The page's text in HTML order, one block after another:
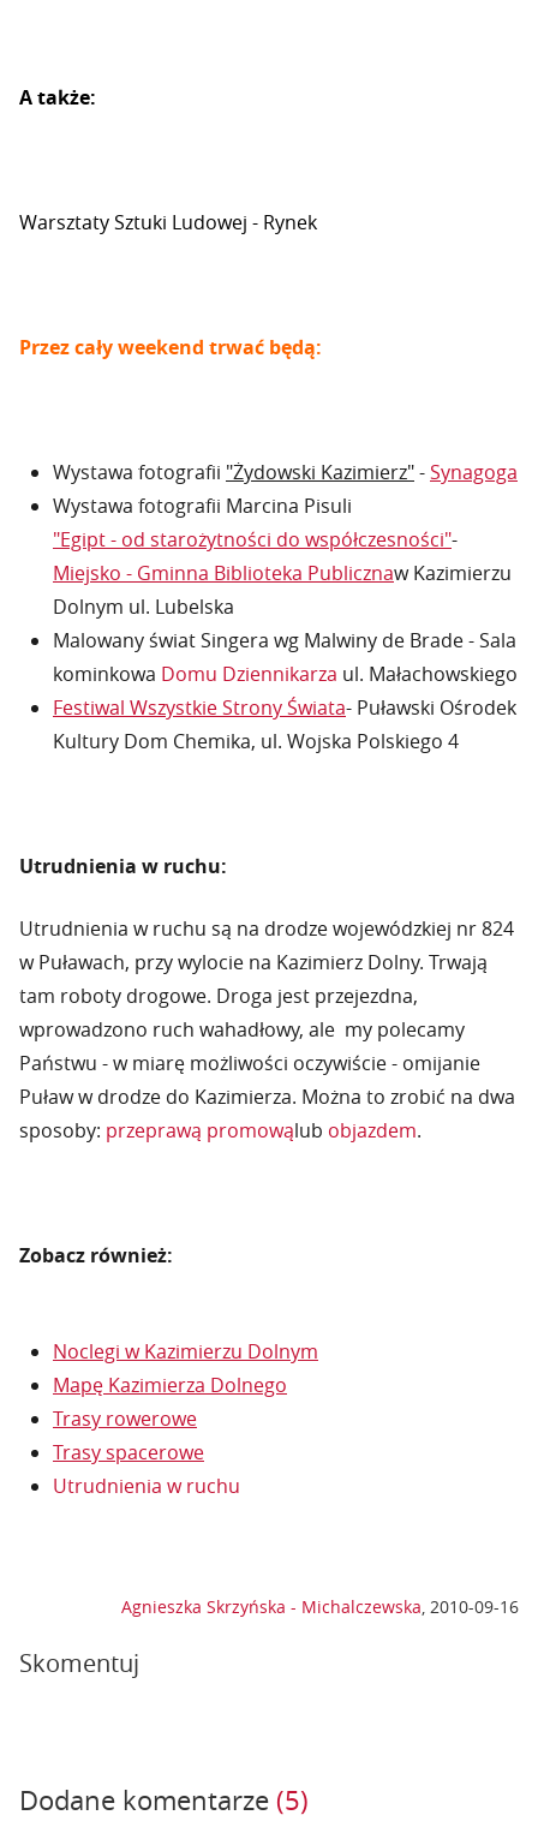
A także:
Warsztaty Sztuki Ludowej - Rynek
Przez cały weekend trwać będą:
Wystawa fotografii "Żydowski Kazimierz"-Synagoga
Wystawa fotografii Marcina Pisuli
"Egipt - od starożytności do współczesności"-
Miejsko - Gminna Biblioteka Publicznaw Kazimierzu
Dolnym ul. Lubelska
Malowany świat Singera wg Malwiny de Brade - Sala
kominkowa Domu Dziennikarza ul. Małachowskiego
Festiwal Wszystkie Strony Świata- Puławski Ośrodek
Kultury Dom Chemika, ul. Wojska Polskiego 4
Utrudnienia w ruchu:
Utrudnienia w ruchu są na drodze wojewódzkiej nr 824
w Puławach, przy wylocie na Kazimierz Dolny. Trwają
tam roboty drogowe. Droga jest przejezdna,
wprowadzono ruch wahadłowy, ale my polecamy
Państwu - w miarę możliwości oczywiście - omijanie
Puław w drodze do Kazimierza. Można to zrobić na dwa
sposoby: przeprawą promowąlub objazdem.
Zobacz również:
Noclegi w Kazimierzu Dolnym
Mapę Kazimierza Dolnego
Trasy rowerowe
Trasy spacerowe
Utrudnienia w ruchu
Agnieszka Skrzyńska - Michalczewska, 2010-09-16
Skomentuj
Dodane komentarze (5)